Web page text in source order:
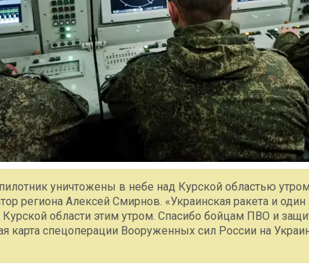
уничтожены в небе над Курской областью
региона Алексей Смирнов. «Украинская ракета и
области этим утром. Спасибо бойцам ПВО и
карта спецоперации Вооруженных сил России на